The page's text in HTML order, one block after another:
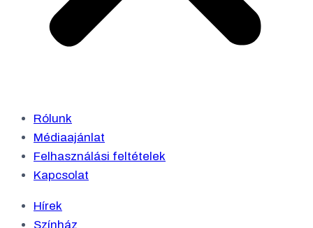
Rólunk
Médiaajánlat
Felhasználási feltételek
Kapcsolat
Hírek
Színház